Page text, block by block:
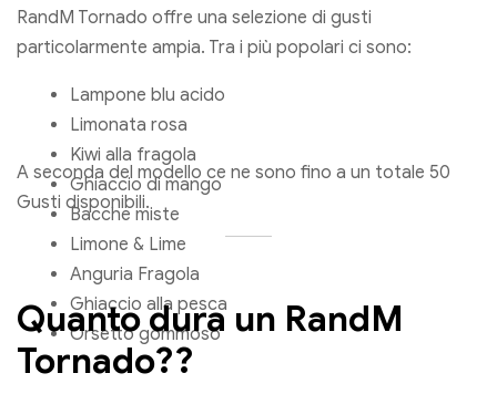
RandM Tornado offre una selezione di gusti
particolarmente ampia. Tra i più popolari ci sono:
Lampone blu acido
Limonata rosa
Kiwi alla fragola
Ghiaccio di mango
Bacche miste
Limone & Lime
Anguria Fragola
Ghiaccio alla pesca
Orsetto gommoso
A seconda del modello ce ne sono fino a un totale 50
Gusti disponibili.
Quanto dura un RandM
Tornado??